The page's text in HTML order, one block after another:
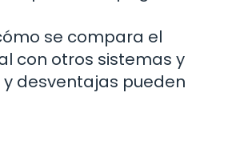
se compara el
con otros sistemas y
desventajas pueden